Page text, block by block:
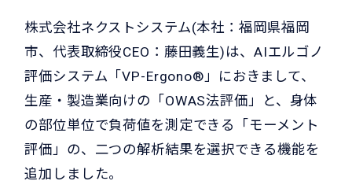
株式会社ネクストシステム(本社：福岡県福岡
市、代表取締役CEO：藤田義生)は、AIエルゴノ
評価システム「VP-Ergono®」におきまして、
生産・製造業向けの「OWAS法評価」と、身体
の部位単位で負荷値を測定できる「モーメント
評価」の、二つの解析結果を選択できる機能を
追加しました。